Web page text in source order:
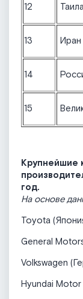
12
13 Иран
14
15
Крупнейшие
год.
На основе
Toyota
General
Volkswagen
Hyundai